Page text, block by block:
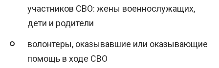
участников СВО: жены военнослужащих,
дети и родители
волонтеры, оказывавшие или оказывающие
помощь в ходе СВО